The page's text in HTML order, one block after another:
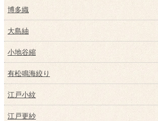
博多織
大島紬
小地谷縮
有松鳴海絞り
江戸小紋
江戸更紗